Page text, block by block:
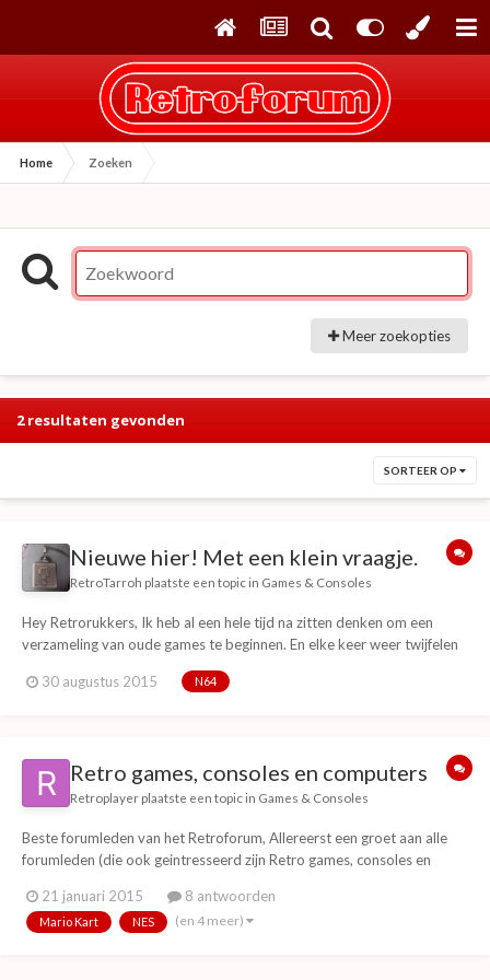
Home Zoeken
Meer zoekopties
2 resultaten gevonden
SORTEER OP
Nieuwe hier! Met een klein vraagje.
RetroTarroh plaatste een topic in Games & Consoles
Hey Retrorukkers, Ik heb al een hele tijd na zitten denken om een
verzameling van oude games te beginnen. En elke keer weer twijfelen
kopen". Ben laatst naar Japan geweest en daar kon ik het niet laten. Ik
30 augustus 2015 N64
Retro games, consoles en computers
Retroplayer plaatste een topic in Games & Consoles
Beste forumleden van het Retroforum, Allereerst een groet aan alle
forumleden (die ook geintresseerd zijn Retro games, consoles en
Ik ben op dit forum terechtgekomen door een video van het
retroforum waarbij zijn aanwezig w...
21 januari 2015 8 antwoorden
Mario Kart NES (en 4 meer)